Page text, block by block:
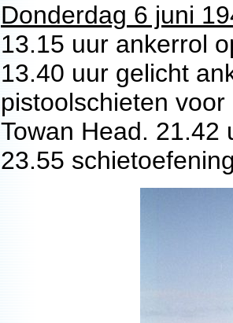
Donderdag 6 juni
13.15 uur ankerrol
13.40 uur gelicht
pistoolschieten
Towan Head. 21.42
23.55